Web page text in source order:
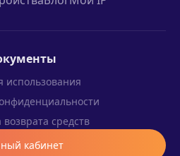
использования
средств
кабинет